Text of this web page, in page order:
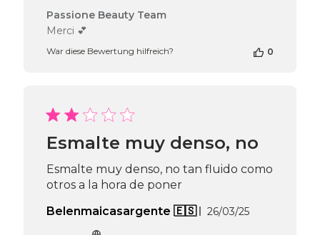
Kommentare
Inhabers
Team
am
Jul
03
2025
Passione Beauty Team
Merci 💕
War diese Bewertung hilfreich? 0
Esmalte muy denso, no
Esmalte muy denso, no tan fluido como
otros a la hora de poner
Belenmaicasargente 🇪🇸
26/03/25